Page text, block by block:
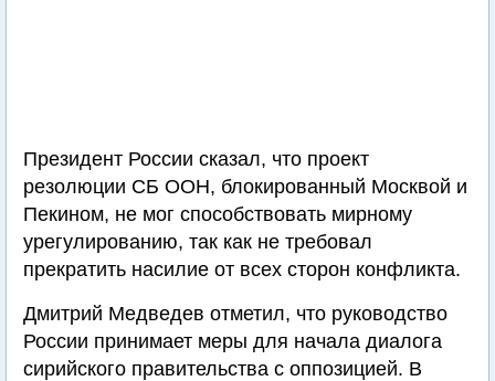
Президент России сказал, что проект
резолюции СБ ООН, блокированный Москвой и
Пекином, не мог способствовать мирному
урегулированию, так как не требовал
прекратить насилие от всех сторон конфликта.
Дмитрий Медведев отметил, что руководство
России принимает меры для начала диалога
сирийского правительства с оппозицией. В